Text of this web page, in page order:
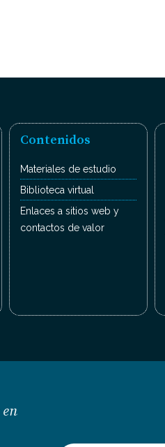
Contenidos
Materiales de estudio
Biblioteca virtual
Enlaces a sitios web y
contactos de valor